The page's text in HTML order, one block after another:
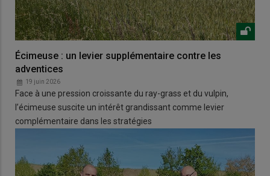
Écimeuse : un levier supplémentaire contre les
adventices
19 juin 2026
Face à une pression croissante du ray-grass et du vulpin,
l’écimeuse suscite un intérêt grandissant comme levier
complémentaire dans les stratégies